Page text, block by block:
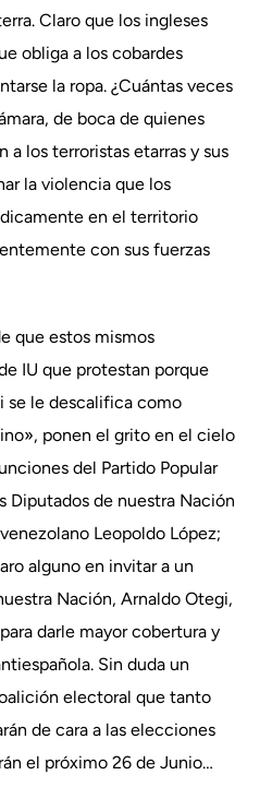
Claro que los ingleses
obliga a los cobardes
la ropa. ¿Cuántas veces
de boca de quienes
a los terroristas etarras y sus
la violencia que los
en el territorio
con sus fuerzas
que estos mismos
IU que protestan porque
se le descalifica como
ponen el grito en el cielo
del Partido Popular
Diputados de nuestra Nación
Leopoldo López;
alguno en invitar a un
Nación, Arnaldo Otegi,
darle mayor cobertura y
Sin duda un
electoral que tanto
de cara a las elecciones
el próximo 26 de Junio…